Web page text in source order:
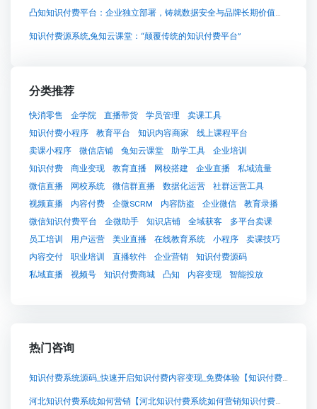
凸知知识付费平台：企业独立部署，铸就数据安全与品牌长期价值护城河
知识付费源系统,兔知云课堂：“颠覆传统的知识付费平台”
分类推荐
快消零售 企学院 直播带货 学员管理
卖课工具
知识付费小程序
教育平台 知识内容商家
线上课程平台
卖课小程序
微信店铺 兔知云课堂 助学工具
企业培训
知识付费
商业变现 教育直播 网校搭建 企业直播
私域流量
微信直播
网校系统 微信群直播 数据化运营
社群运营工具
视频直播
内容付费 企微SCRM 内容防盗 企业微信
教育录播
微信知识付费平台
企微助手 知识店铺 全域获客
多平台卖课
员工培训
用户运营 美业直播 在线教育系统 小程序
卖课技巧
内容交付
职业培训 直播软件 企业营销
知识付费源码
私域直播
视频号 知识付费商城 凸知 内容变现 智能投放
热门咨询
知识付费系统源码_快速开启知识付费内容变现_免费体验【知识付费系统源码_快速开启知识付费内容变现_免费体验知识付费系统系统怎么制作，知识付费系统搭建使用教程】
河北知识付费系统如何营销【河北知识付费系统如何营销知识付费系统系统怎么制作，知识付费系统搭建使用教程】